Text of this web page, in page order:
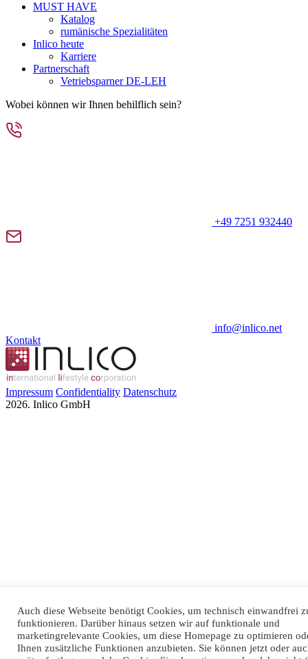
MUST HAVE
Katalog
rumänische Spezialitäten
Inlico heute
Karriere
Partnerschaft
Vetriebsparner DE-LEH
Wobei können wir Ihnen behilflich sein?
+49 7251 932440
info@inlico.net
Kontakt
Impressum Confidentiality Datenschutz
2026. Inlico GmbH
Auch diese Webseite benötigt Cookies, um technisch einwandfrei
funktionieren. Darüber hinaus setzen wir auf funktionale und
marketingrelevante Cookies, um diese Homepage zu optimieren
Ihnen zusätzliche Funktionen anzubieten. Sie können jetzt oder